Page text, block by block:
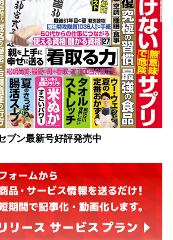
ブン最新号好評発売中